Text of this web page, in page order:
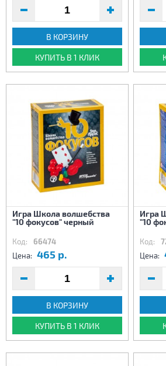
В КОРЗИНУ
КУПИТЬ В 1 КЛИК
Игра Школа волшебства
"10 фокусов" черный
Код: 66474
Цена: 465 р.
В КОРЗИНУ
КУПИТЬ В 1 КЛИК
Игра
"10
Код:
Цена: